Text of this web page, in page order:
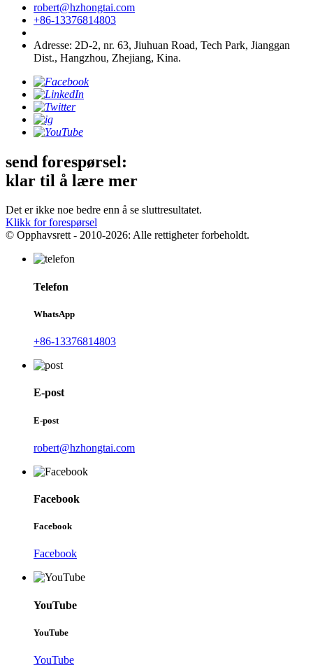
robert@hzhongtai.com
+86-13376814803
Adresse: 2D-2, nr. 63, Jiuhuan Road, Tech Park, Jianggan
Dist., Hangzhou, Zhejiang, Kina.
send forespørsel:
klar til å lære mer
Det er ikke noe bedre enn å se sluttresultatet.
Klikk for forespørsel
© Opphavsrett - 2010-2026: Alle rettigheter forbeholdt.
Telefon
WhatsApp
+86-13376814803
E-post
E-post
robert@hzhongtai.com
Facebook
Facebook
Facebook
YouTube
YouTube
YouTube